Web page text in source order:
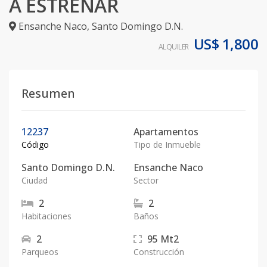
Ensanche Naco, Santo Domingo D.N.
ALQUILER US$ 1,800
Resumen
12237
Código
Apartamentos
Tipo de Inmueble
Santo Domingo D.N.
Ciudad
Ensanche Naco
Sector
2
Habitaciones
2
Baños
2
Parqueos
95 Mt2
Construcción